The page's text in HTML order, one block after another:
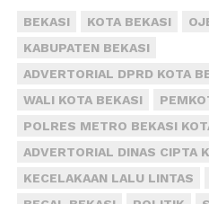
BEKASI KOTA BEKASI
KABUPATEN BEKASI
ADVERTORIAL DPRD KOTA
WALI KOTA BEKASI
POLRES METRO BEKASI
ADVERTORIAL DINAS CIPTA
KECELAKAAN LALU LINTAS